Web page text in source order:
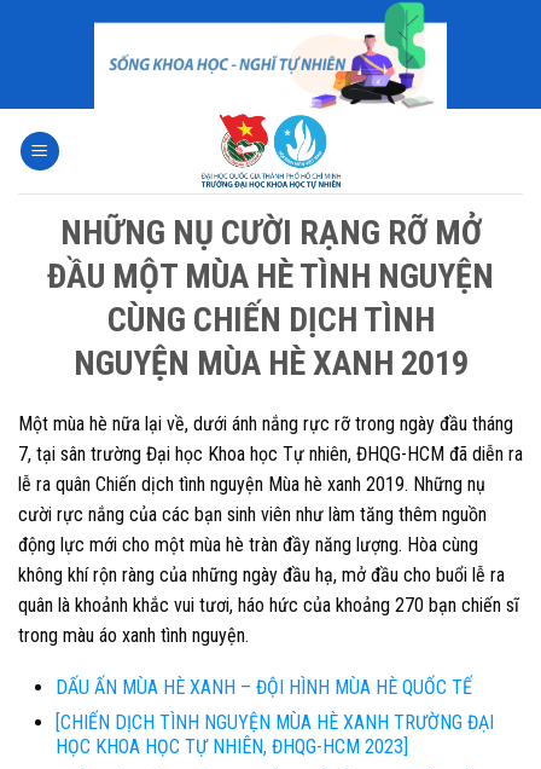
NHỮNG NỤ CƯỜI RẠNG RỠ MỞ
ĐẦU MỘT MÙA HÈ TÌNH NGUYỆN
CÙNG CHIẾN DỊCH TÌNH
NGUYỆN MÙA HÈ XANH 2019
Một mùa hè nữa lại về, dưới ánh nắng rực rỡ trong ngày đầu tháng
7, tại sân trường Đại học Khoa học Tự nhiên, ĐHQG-HCM đã diễn ra
lễ ra quân Chiến dịch tình nguyện Mùa hè xanh 2019. Những nụ
cười rực nắng của các bạn sinh viên như làm tăng thêm nguồn
động lực mới cho một mùa hè tràn đầy năng lượng. Hòa cùng
không khí rộn ràng của những ngày đầu hạ, mở đầu cho buổi lễ ra
quân là khoảnh khắc vui tươi, háo hức của khoảng 270 bạn chiến sĩ
trong màu áo xanh tình nguyện.
DẤU ẤN MÙA HÈ XANH – ĐỘI HÌNH MÙA HÈ QUỐC TẾ
[CHIẾN DỊCH TÌNH NGUYỆN MÙA HÈ XANH TRƯỜNG ĐẠI
HỌC KHOA HỌC TỰ NHIÊN, ĐHQG-HCM 2023]